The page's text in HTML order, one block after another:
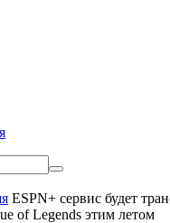
ESPN+ сервис будет
of Legends этим летом